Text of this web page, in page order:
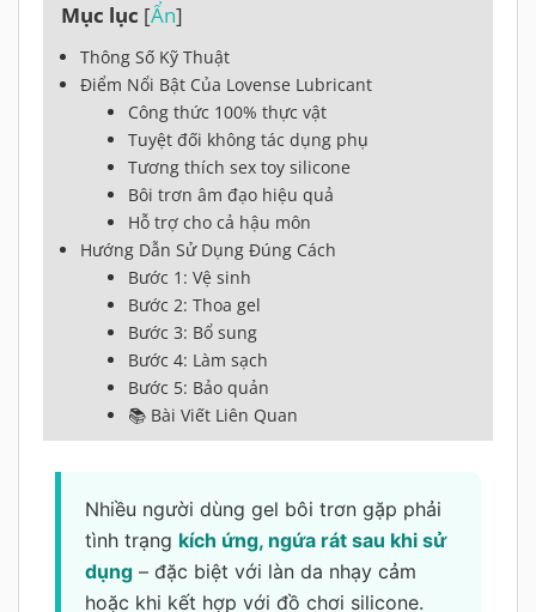
Mục lục [Ẩn]
Thông Số Kỹ Thuật
Điểm Nổi Bật Của Lovense Lubricant
Công thức 100% thực vật
Tuyệt đối không tác dụng phụ
Tương thích sex toy silicone
Bôi trơn âm đạo hiệu quả
Hỗ trợ cho cả hậu môn
Hướng Dẫn Sử Dụng Đúng Cách
Bước 1: Vệ sinh
Bước 2: Thoa gel
Bước 3: Bổ sung
Bước 4: Làm sạch
Bước 5: Bảo quản
📚 Bài Viết Liên Quan
Nhiều người dùng gel bôi trơn gặp phải
tình trạng kích ứng, ngứa rát sau khi sử
dụng – đặc biệt với làn da nhạy cảm
hoặc khi kết hợp với đồ chơi silicone.